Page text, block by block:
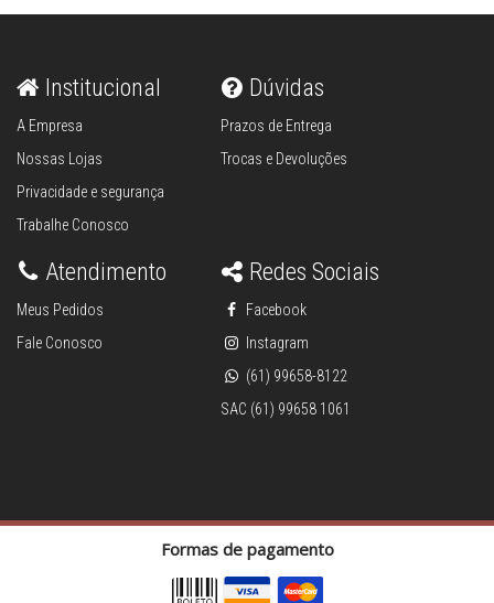
Institucional
A Empresa
Nossas Lojas
Privacidade e segurança
Trabalhe Conosco
Dúvidas
Prazos de Entrega
Trocas e Devoluções
Atendimento
Meus Pedidos
Fale Conosco
Redes Sociais
Facebook
Instagram
(61) 99658-8122
SAC (61) 99658 1061
Formas de pagamento